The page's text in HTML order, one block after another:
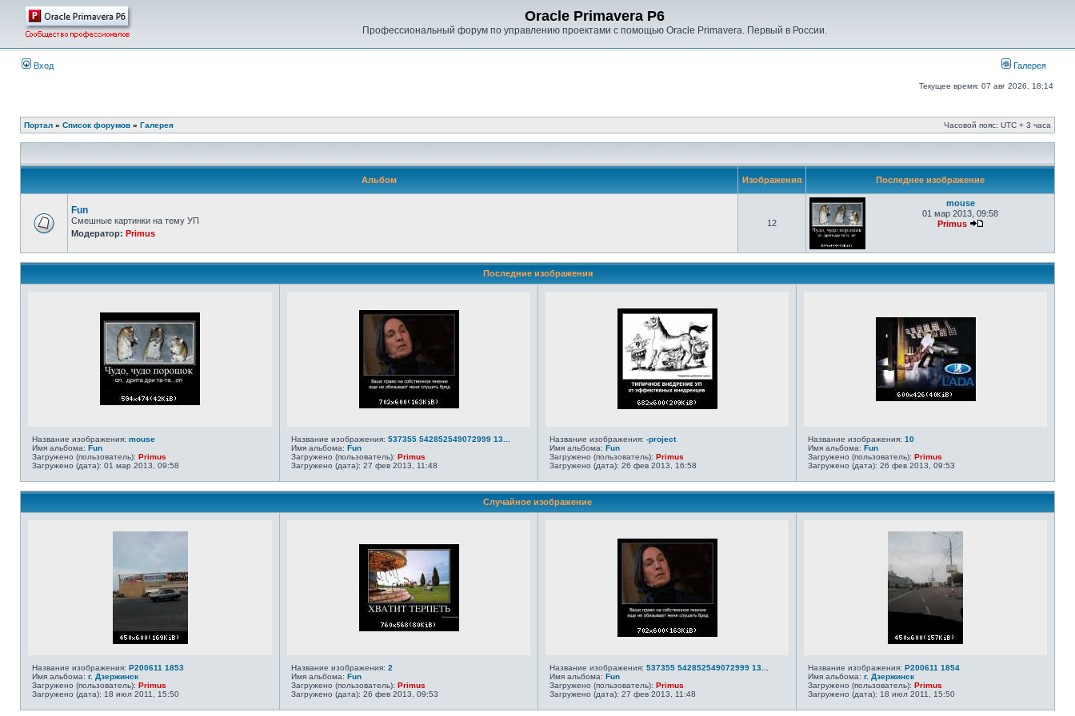
Oracle Primavera P6
Профессиональный форум по управлению проектами с помощью Oracle Primavera. Первый в России.
Вход Галерея
Текущее время: 07 авг 2026, 18:14
Портал » Список форумов » Галерея Часовой пояс: UTC + 3 часа
Альбом Изображения Последнее изображение
Fun
Смешные картинки на тему УП
Модератор: Primus
12
mouse
01 мар 2013, 09:58
Primus
Последние изображения
Название изображения: mouse
Имя альбома: Fun
Загружено (пользователь): Primus
Загружено (дата): 01 мар 2013, 09:58
Название изображения: 537355 542852549072999 13...
Имя альбома: Fun
Загружено (пользователь): Primus
Загружено (дата): 27 фев 2013, 11:48
Название изображения: -project
Имя альбома: Fun
Загружено (пользователь): Primus
Загружено (дата): 26 фев 2013, 16:58
Название изображения: 10
Имя альбома: Fun
Загружено (пользователь): Primus
Загружено (дата): 26 фев 2013, 09:53
Случайное изображение
Название изображения: P200611 1853
Имя альбома: г. Дзержинск
Загружено (пользователь): Primus
Загружено (дата): 18 июл 2011, 15:50
Название изображения: 2
Имя альбома: Fun
Загружено (пользователь): Primus
Загружено (дата): 26 фев 2013, 09:53
Название изображения: 537355 542852549072999 13...
Имя альбома: Fun
Загружено (пользователь): Primus
Загружено (дата): 27 фев 2013, 11:48
Название изображения: P200611 1854
Имя альбома: г. Дзержинск
Загружено (пользователь): Primus
Загружено (дата): 18 июл 2011, 15:50